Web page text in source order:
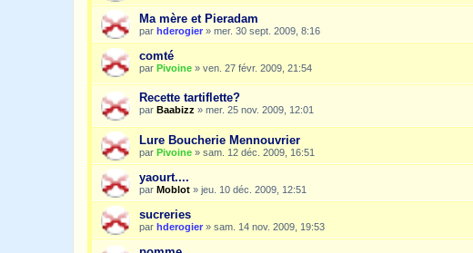
Ma mère et Pieradam
par hderogier » mer. 30 sept. 2009, 8:16
comté
par Pivoine » ven. 27 févr. 2009, 21:54
Recette tartiflette?
par Baabizz » mer. 25 nov. 2009, 12:01
Lure Boucherie Mennouvrier
par Pivoine » sam. 12 déc. 2009, 16:51
yaourt....
par Moblot » jeu. 10 déc. 2009, 12:51
sucreries
par hderogier » sam. 14 nov. 2009, 19:53